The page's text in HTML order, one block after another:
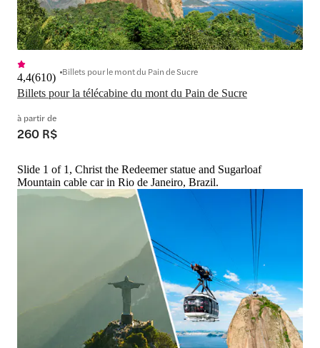
Billets pour la télécabine du mont du Pain de Sucre
4,4(610) Billets pour le mont du Pain de Sucre
à partir de
260 R$
Slide 1 of 1, Christ the Redeemer statue and Sugarloaf
Mountain cable car in Rio de Janeiro, Brazil.